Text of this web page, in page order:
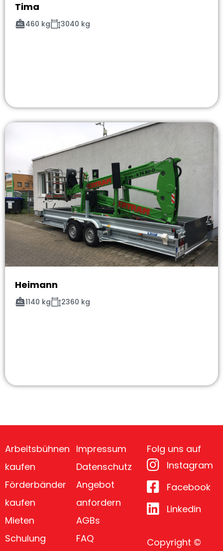
Tima
460 kg 3040 kg
Heimann
1140 kg 2360 kg
Arbeitsbühnen
kaufen
Förderbänder
kaufen
Mieten
Schulung
Impressum
Datenschutz
Angebot
anfordern
AGBs
FAQ
Folg uns auf
Instagram
Facebook
Linkedin
Copyright ©